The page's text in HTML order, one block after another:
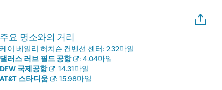
주요 명소와의 거리
케이 베일리 허치슨 컨벤션 센터: 2.32마일
댈러스 러브 필드 공항
: 4.04마일
DFW 국제공항
: 14.31마일
AT&T 스타디움
: 15.98마일